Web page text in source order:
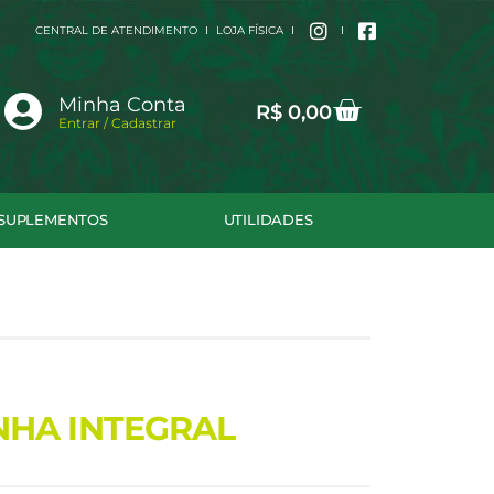
CENTRAL DE ATENDIMENTO LOJA FÍSICA
Minha Conta
Entrar / Cadastrar R$ 0,00Cart
UTILIDADES
INTEGRAL